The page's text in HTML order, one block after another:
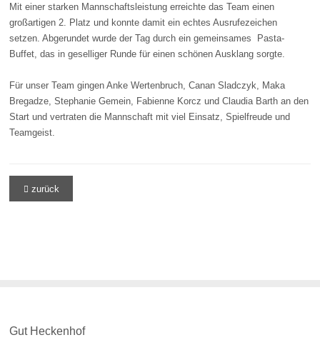
Mit einer starken Mannschaftsleistung erreichte das Team einen
großartigen 2. Platz und konnte damit ein echtes Ausrufezeichen
setzen. Abgerundet wurde der Tag durch ein gemeinsames Pasta-
Buffet, das in geselliger Runde für einen schönen Ausklang sorgte.
Für unser Team gingen Anke Wertenbruch, Canan Sladczyk, Maka
Bregadze, Stephanie Gemein, Fabienne Korcz und Claudia Barth an den
Start und vertraten die Mannschaft mit viel Einsatz, Spielfreude und
Teamgeist.
 zurück
Gut Heckenhof